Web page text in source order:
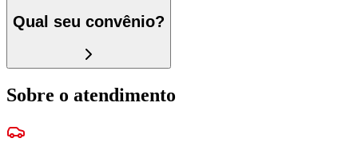
Qual seu convênio?
Sobre o atendimento